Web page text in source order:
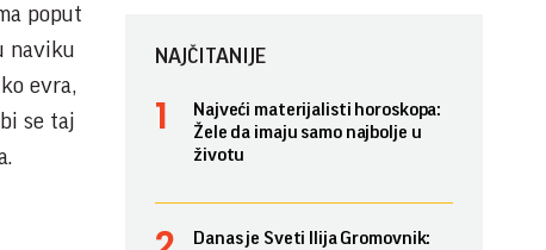
poput
naviku
evra,
se taj
NAJČITANIJE
Najveći materijalisti horoskopa:
Žele da imaju samo najbolje u
životu
Danas je Sveti Ilija Gromovnik: